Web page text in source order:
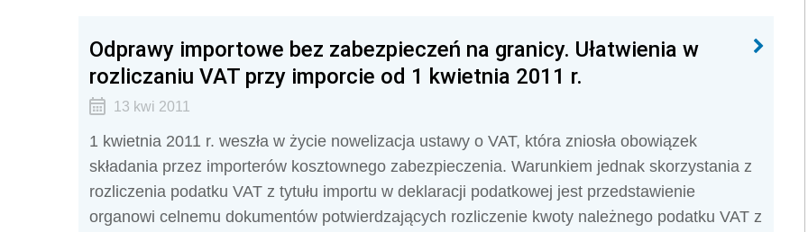
Odprawy importowe bez zabezpieczeń na granicy. Ułatwienia w
rozliczaniu VAT przy imporcie od 1 kwietnia 2011 r.
13 kwi 2011
1 kwietnia 2011 r. weszła w życie nowelizacja ustawy o VAT, która zniosła obowiązek
składania przez importerów kosztownego zabezpieczenia. Warunkiem jednak skorzystania z
rozliczenia podatku VAT z tytułu importu w deklaracji podatkowej jest przedstawienie
organowi celnemu dokumentów potwierdzających rozliczenie kwoty należnego podatku VAT z